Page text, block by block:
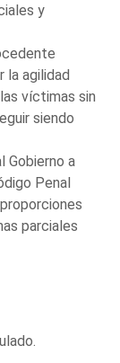
y
la agilidad
víctimas sin
siendo
Gobierno a
Penal
parciales